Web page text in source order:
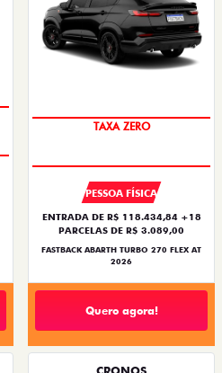
TAXA ZERO
PESSOA FÍSICA
ENTRADA DE R$ 118.434,84 +18
PARCELAS DE R$ 3.089,00
FASTBACK ABARTH TURBO 270 FLEX AT
2026
Quero agora!